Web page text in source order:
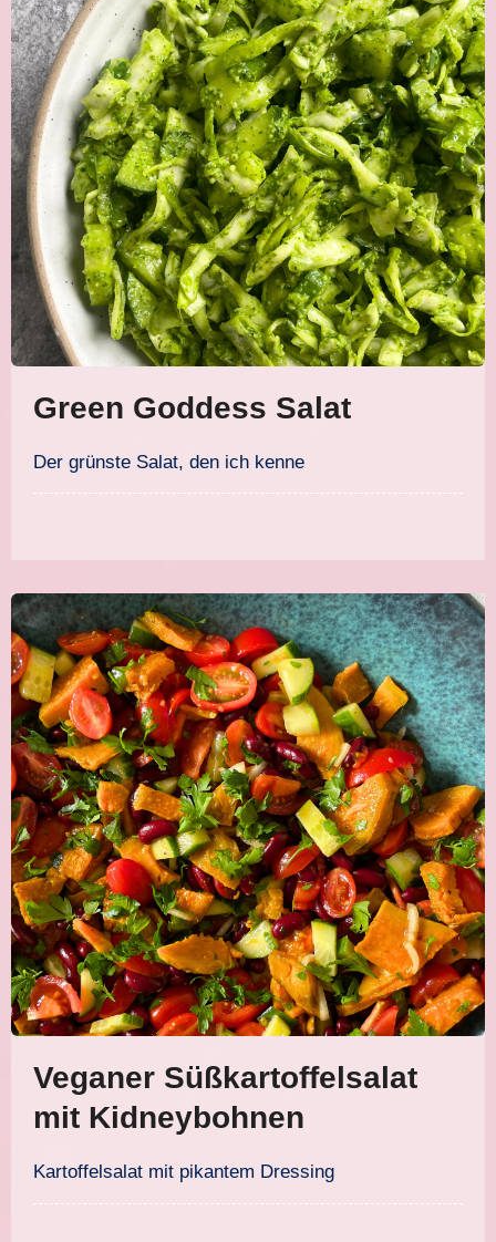
Green Goddess Salat
Der grünste Salat, den ich kenne
Veganer Süßkartoffelsalat
mit Kidneybohnen
Kartoffelsalat mit pikantem Dressing